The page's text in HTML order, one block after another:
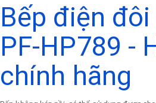
Bếp điện
PF-HP789 -
chính hãng